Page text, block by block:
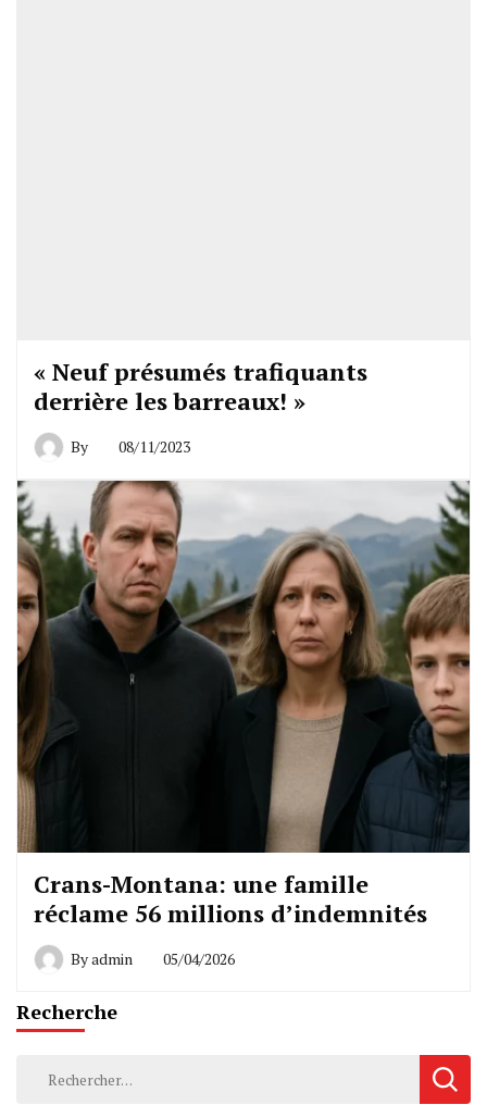
« Neuf présumés trafiquants
derrière les barreaux! »
By 08/11/2023
Crans-Montana: une famille
réclame 56 millions d’indemnités
Byadmin 05/04/2026
Recherche
Rechercher :